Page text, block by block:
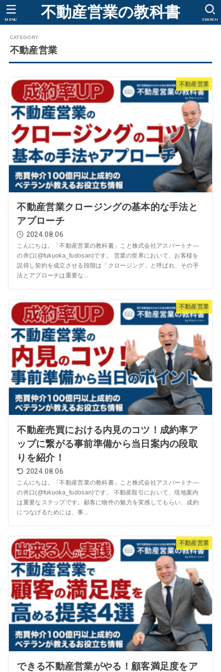
不動産営業の教科書 SEARCH
MENU
不動産営業
不動産営業
不動産営業クロージングの基本的な手法と
アプローチ
2024.08.06
こんにちは。「不動産営業の教科書」こと株式会社アスパートナ―
の井口(@fukuoka_fudosan)です。 営業の世界において、お客様を
説得し契約を成立させる段階は「クロージング」と呼ばれ、その手
法とアプローチは重要な...
不動産営業
不動産売買における内見のコツ！成約率ア
ップに繋がる事前準備から当日案内の段取
りを紹介！
2024.08.06
こんにちは。「不動産営業の教科書」こと株式会社アスパートナ―
の井口(@fukuoka_fudosan)です。 不動産取引において、現地案内
は重要なステップです。顧客に物件の魅力を実感してもらい、成約
につなげるためには、事...
不動産営業
できる不動産営業がやる！顧客満足度をア